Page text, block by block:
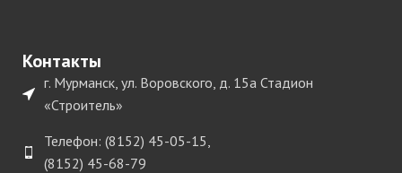
Контакты
г. Мурманск, ул. Воровского, д. 15а Стадион
«Строитель»
Телефон: (8152) 45-05-15,
(8152) 45-68-79